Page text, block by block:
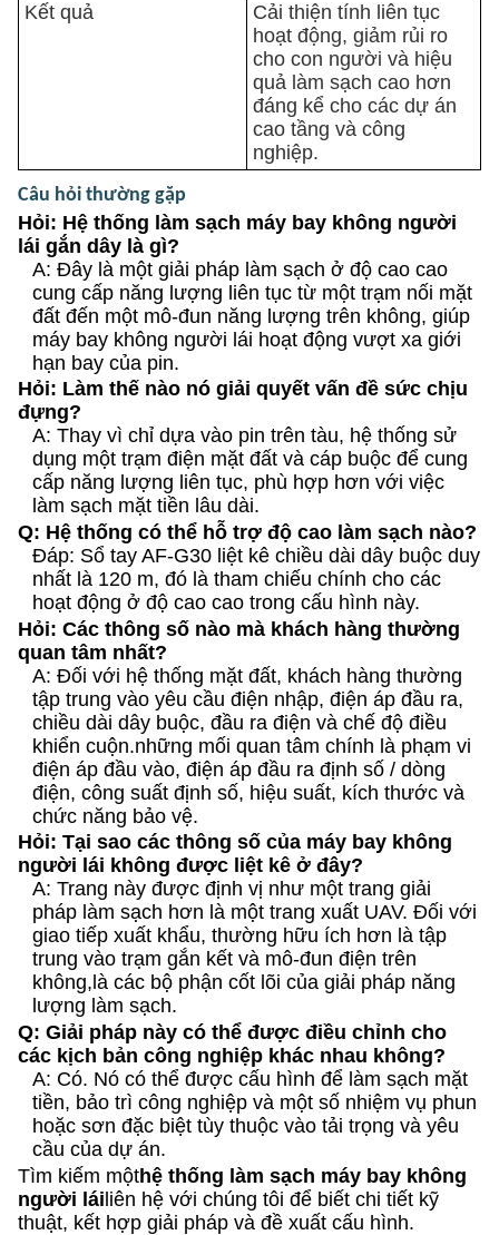
Kết quả
Cải thiện tính liên tục
hoạt động, giảm rủi ro
cho con người và hiệu
quả làm sạch cao hơn
đáng kể cho các dự án
cao tầng và công
nghiệp.
Câu hỏi thường gặp
Hỏi: Hệ thống làm sạch máy bay không người
lái gắn dây là gì?
A: Đây là một giải pháp làm sạch ở độ cao cao
cung cấp năng lượng liên tục từ một trạm nối mặt
đất đến một mô-đun năng lượng trên không, giúp
máy bay không người lái hoạt động vượt xa giới
hạn bay của pin.
Hỏi: Làm thế nào nó giải quyết vấn đề sức chịu
đựng?
A: Thay vì chỉ dựa vào pin trên tàu, hệ thống sử
dụng một trạm điện mặt đất và cáp buộc để cung
cấp năng lượng liên tục, phù hợp hơn với việc
làm sạch mặt tiền lâu dài.
Q: Hệ thống có thể hỗ trợ độ cao làm sạch nào?
Đáp: Sổ tay AF-G30 liệt kê chiều dài dây buộc duy
nhất là 120 m, đó là tham chiếu chính cho các
hoạt động ở độ cao cao trong cấu hình này.
Hỏi: Các thông số nào mà khách hàng thường
quan tâm nhất?
A: Đối với hệ thống mặt đất, khách hàng thường
tập trung vào yêu cầu điện nhập, điện áp đầu ra,
chiều dài dây buộc, đầu ra điện và chế độ điều
khiển cuộn.những mối quan tâm chính là phạm vi
điện áp đầu vào, điện áp đầu ra định số / dòng
điện, công suất định số, hiệu suất, kích thước và
chức năng bảo vệ.
Hỏi: Tại sao các thông số của máy bay không
người lái không được liệt kê ở đây?
A: Trang này được định vị như một trang giải
pháp làm sạch hơn là một trang xuất UAV. Đối với
giao tiếp xuất khẩu, thường hữu ích hơn là tập
trung vào trạm gắn kết và mô-đun điện trên
không,là các bộ phận cốt lõi của giải pháp năng
lượng làm sạch.
Q: Giải pháp này có thể được điều chỉnh cho
các kịch bản công nghiệp khác nhau không?
A: Có. Nó có thể được cấu hình để làm sạch mặt
tiền, bảo trì công nghiệp và một số nhiệm vụ phun
hoặc sơn đặc biệt tùy thuộc vào tải trọng và yêu
cầu của dự án.
Tìm kiếm mộthệ thống làm sạch máy bay không
người láiliên hệ với chúng tôi để biết chi tiết kỹ
thuật, kết hợp giải pháp và đề xuất cấu hình.